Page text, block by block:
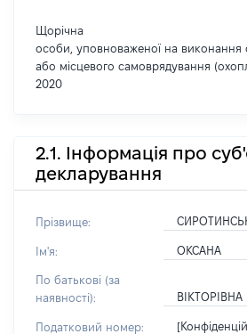
Щорічна
особи, уповноваженої на виконання
або місцевого самоврядування
2020
2.1. Інформація про
декларування
Прізвище:
Ім'я: ОКСАНА
По батькові (за
наявності):
ВІКТОРІВНА
Податковий номер: